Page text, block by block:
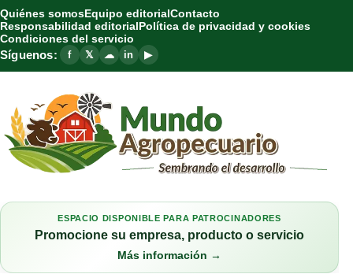
Quiénes somosEquipo editorialContacto
Responsabilidad editorialPolítica de privacidad y cookies
Condiciones del servicio
Síguenos: f 𝕏 ☁ in ▶
ESPACIO DISPONIBLE PARA PATROCINADORES
Promocione su empresa, producto o servicio
Más información →